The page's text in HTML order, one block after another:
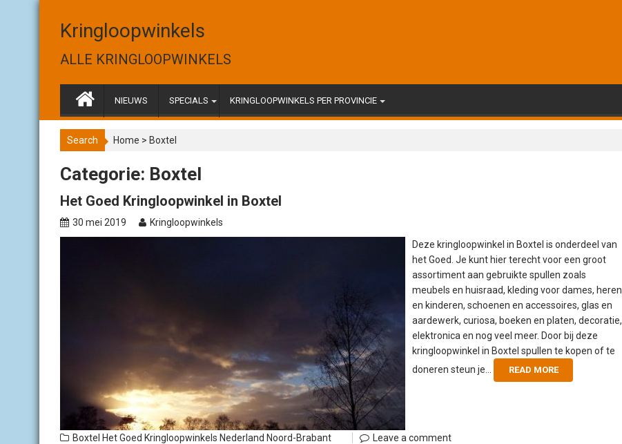
Kringloopwinkels
ALLE KRINGLOOPWINKELS
NIEUWS SPECIALS KRINGLOOPWINKELS PER PROVINCIE
Search Home > Boxtel
Categorie: Boxtel
Het Goed Kringloopwinkel in Boxtel
30 mei 2019
Kringloopwinkels
Deze kringloopwinkel in Boxtel is onderdeel van
het Goed. Je kunt hier terecht voor een groot
assortiment aan gebruikte spullen zoals
meubels en huisraad, kleding voor dames, heren
en kinderen, schoenen en accessoires, glas en
aardewerk, curiosa, boeken en platen, decoratie,
elektronica en nog veel meer. Door bij deze
kringloopwinkel in Boxtel spullen te kopen of te
doneren steun je...
READ MORE
Boxtel Het Goed Kringloopwinkels Nederland Noord-Brabant Leave a comment